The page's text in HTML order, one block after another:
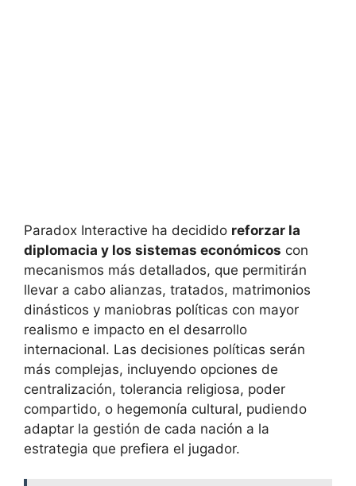
Paradox Interactive ha decidido reforzar la
diplomacia y los sistemas económicos con
mecanismos más detallados, que permitirán
llevar a cabo alianzas, tratados, matrimonios
dinásticos y maniobras políticas con mayor
realismo e impacto en el desarrollo
internacional. Las decisiones políticas serán
más complejas, incluyendo opciones de
centralización, tolerancia religiosa, poder
compartido, o hegemonía cultural, pudiendo
adaptar la gestión de cada nación a la
estrategia que prefiera el jugador.